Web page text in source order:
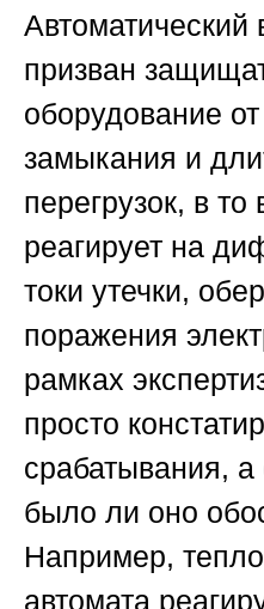
Автоматический
призван
оборудование от
замыкания и
перегрузок, в
реагирует на
токи утечки,
поражения
рамках
просто
срабатывания, а
было ли оно
Например,
автомата